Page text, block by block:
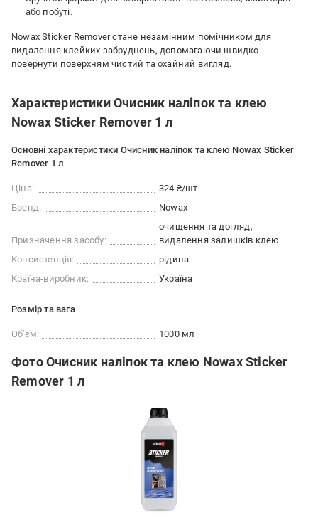
або побуті.
Nowax Sticker Remover стане незамінним помічником для
видалення клейких забруднень, допомагаючи швидко
повернути поверхням чистий та охайний вигляд.
Характеристики Очисник наліпок та клею
Nowax Sticker Remover 1 л
Основні характеристики Очисник наліпок та клею Nowax Sticker
Remover 1 л
Ціна:
324 ₴/шт.
Бренд:
Nowax
Призначення засобу:
очищення та догляд
видалення залишків клею
Консистенція:
рідина
Країна-виробник:
Україна
Розмір та вага
Об'єм: 1000 мл
Фото Очисник наліпок та клею Nowax Sticker
Remover 1 л